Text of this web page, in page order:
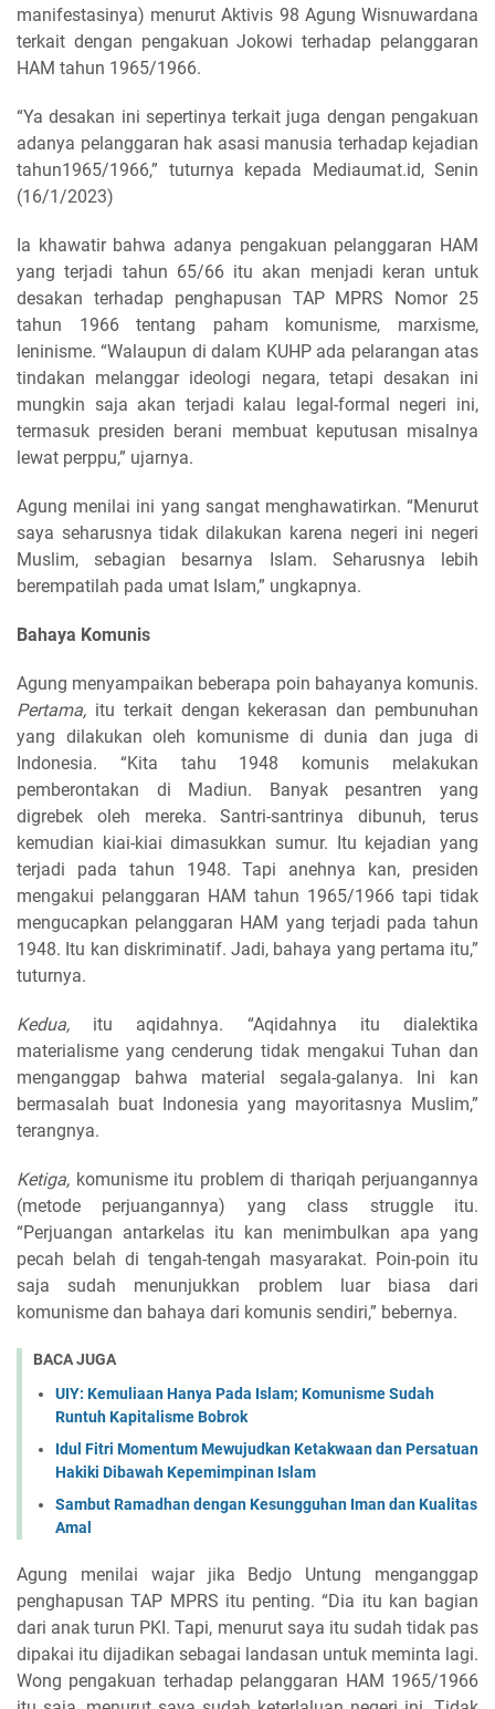
manifestasinya) menurut Aktivis 98 Agung Wisnuwardana
terkait dengan pengakuan Jokowi terhadap pelanggaran
HAM tahun 1965/1966.
“Ya desakan ini sepertinya terkait juga dengan pengakuan
adanya pelanggaran hak asasi manusia terhadap kejadian
tahun1965/1966,” tuturnya kepada Mediaumat.id, Senin
(16/1/2023)
Ia khawatir bahwa adanya pengakuan pelanggaran HAM
yang terjadi tahun 65/66 itu akan menjadi keran untuk
desakan terhadap penghapusan TAP MPRS Nomor 25
tahun 1966 tentang paham komunisme, marxisme,
leninisme. “Walaupun di dalam KUHP ada pelarangan atas
tindakan melanggar ideologi negara, tetapi desakan ini
mungkin saja akan terjadi kalau legal-formal negeri ini,
termasuk presiden berani membuat keputusan misalnya
lewat perppu,” ujarnya.
Agung menilai ini yang sangat menghawatirkan. “Menurut
saya seharusnya tidak dilakukan karena negeri ini negeri
Muslim, sebagian besarnya Islam. Seharusnya lebih
berempatilah pada umat Islam,” ungkapnya.
Bahaya Komunis
Agung menyampaikan beberapa poin bahayanya komunis.
Pertama, itu terkait dengan kekerasan dan pembunuhan
yang dilakukan oleh komunisme di dunia dan juga di
Indonesia. “Kita tahu 1948 komunis melakukan
pemberontakan di Madiun. Banyak pesantren yang
digrebek oleh mereka. Santri-santrinya dibunuh, terus
kemudian kiai-kiai dimasukkan sumur. Itu kejadian yang
terjadi pada tahun 1948. Tapi anehnya kan, presiden
mengakui pelanggaran HAM tahun 1965/1966 tapi tidak
mengucapkan pelanggaran HAM yang terjadi pada tahun
1948. Itu kan diskriminatif. Jadi, bahaya yang pertama itu,”
tuturnya.
Kedua, itu aqidahnya. “Aqidahnya itu dialektika
materialisme yang cenderung tidak mengakui Tuhan dan
menganggap bahwa material segala-galanya. Ini kan
bermasalah buat Indonesia yang mayoritasnya Muslim,”
terangnya.
Ketiga, komunisme itu problem di thariqah perjuangannya
(metode perjuangannya) yang class struggle itu.
“Perjuangan antarkelas itu kan menimbulkan apa yang
pecah belah di tengah-tengah masyarakat. Poin-poin itu
saja sudah menunjukkan problem luar biasa dari
komunisme dan bahaya dari komunis sendiri,” bebernya.
BACA JUGA
UIY: Kemuliaan Hanya Pada Islam; Komunisme Sudah
Runtuh Kapitalisme Bobrok
Idul Fitri Momentum Mewujudkan Ketakwaan dan Persatuan
Hakiki Dibawah Kepemimpinan Islam
Sambut Ramadhan dengan Kesungguhan Iman dan Kualitas
Amal
Agung menilai wajar jika Bedjo Untung menganggap
penghapusan TAP MPRS itu penting. “Dia itu kan bagian
dari anak turun PKI. Tapi, menurut saya itu sudah tidak pas
dipakai itu dijadikan sebagai landasan untuk meminta lagi.
Wong pengakuan terhadap pelanggaran HAM 1965/1966